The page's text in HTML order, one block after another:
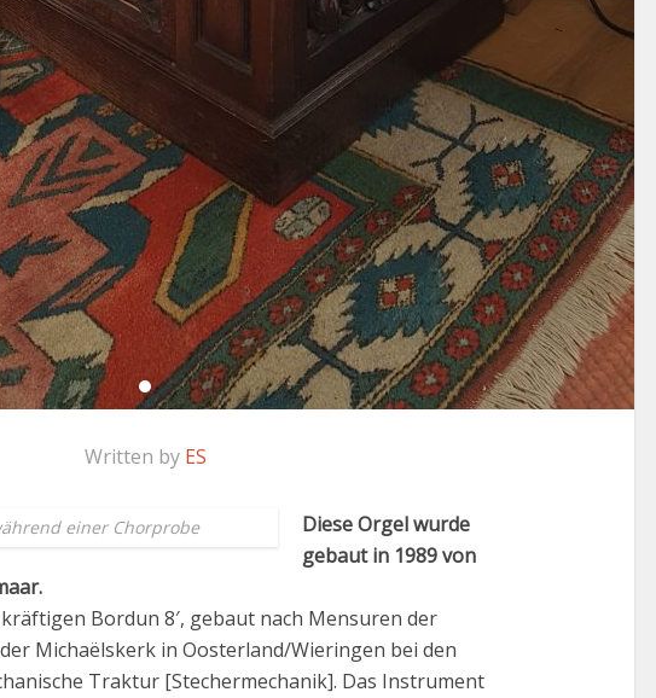
Written by ES
einer Chorprobe
Diese Orgel wurde
gebautin 1989von
Bordun 8′, gebaut nach Mensuren der
Michaëlskerk in Oosterland/Wieringen bei den
Traktur [Stechermechanik]. Das Instrument